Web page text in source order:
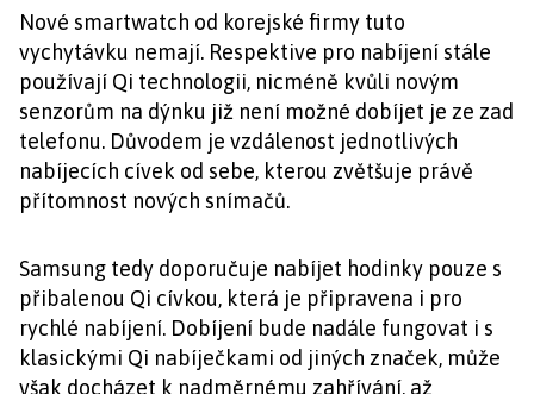
Nové smartwatch od korejské firmy tuto
vychytávku nemají. Respektive pro nabíjení stále
používají Qi technologii, nicméně kvůli novým
senzorům na dýnku již není možné dobíjet je ze zad
telefonu. Důvodem je vzdálenost jednotlivých
nabíjecích cívek od sebe, kterou zvětšuje právě
přítomnost nových snímačů.
Samsung tedy doporučuje nabíjet hodinky pouze s
přibalenou Qi cívkou, která je připravena i pro
rychlé nabíjení. Dobíjení bude nadále fungovat i s
klasickými Qi nabíječkami od jiných značek, může
však docházet k nadměrnému zahřívání, až